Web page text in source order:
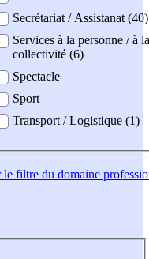
Secrétariat / Assistanat (40)
Services à la personne / à la
collectivité (6)
Spectacle
Sport
Transport / Logistique (1)
le filtre du domaine